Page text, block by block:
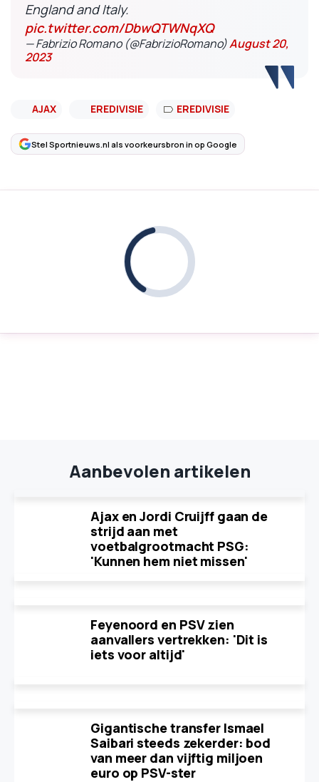
England and Italy.
pic.twitter.com/DbwQTWNqXQ
— Fabrizio Romano (@FabrizioRomano)August 20,
2023
AJAX EREDIVISIE EREDIVISIE
Stel Sportnieuws.nl als voorkeursbron in op Google
Aanbevolen artikelen
Ajax en Jordi Cruijff gaan de
strijd aan met
voetbalgrootmacht PSG:
'Kunnen hem niet missen'
Feyenoord en PSV zien
aanvallers vertrekken: 'Dit is
iets voor altijd'
Gigantische transfer Ismael
Saibari steeds zekerder: bod
van meer dan vijftig miljoen
euro op PSV-ster